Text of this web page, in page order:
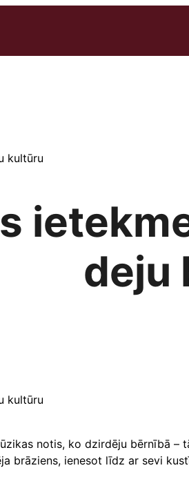
deju
notis, ko dzirdēju bērnībā
brāziens, ienesot līdz ar sevi